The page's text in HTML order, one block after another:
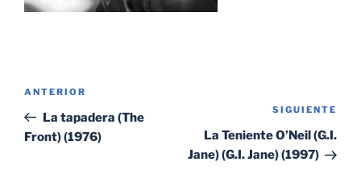
entradas
Entrada
anterior:
ANTERIOR
La tapadera (The
Front) (1976)
SIGUIENTE
La Teniente O’Neil (G.I.
Jane) (G.I. Jane) (1997)